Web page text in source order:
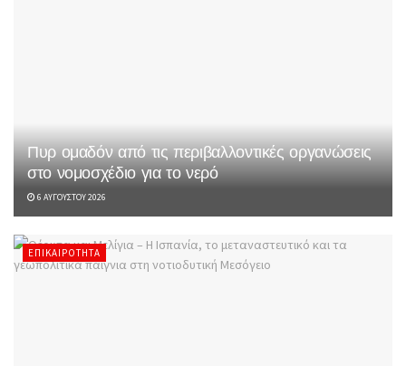
Πυρ ομαδόν από τις περιβαλλοντικές οργανώσεις
στο νομοσχέδιο για το νερό
6 ΑΥΓΟΎΣΤΟΥ 2026
ΕΠΙΚΑΙΡΌΤΗΤΑ